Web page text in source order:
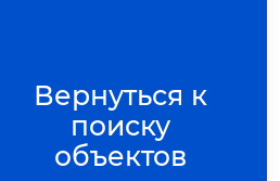
Нажмите для просмотра
Вернуться к
поиску
объектов